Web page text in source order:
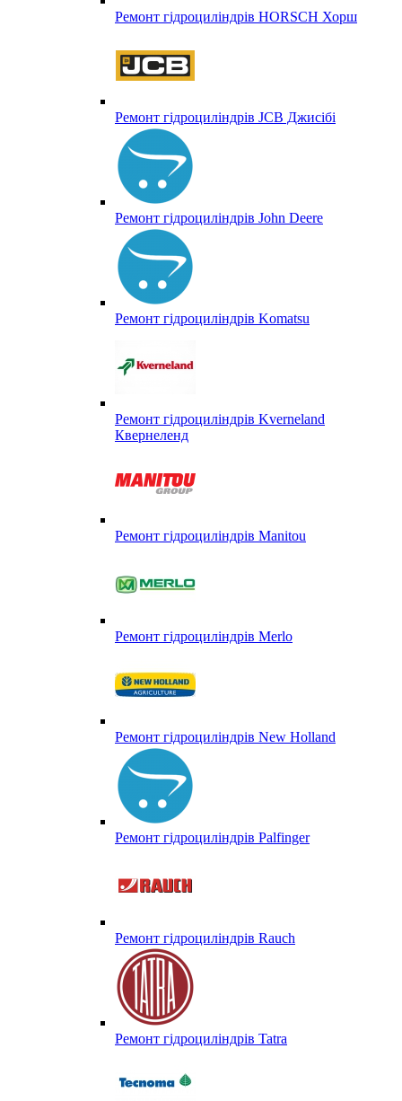
Ремонт гідроциліндрів HORSCH Хорш
Ремонт гідроциліндрів JCB Джисібі
Ремонт гідроциліндрів John Deere
Ремонт гідроциліндрів Komatsu
Ремонт гідроциліндрів Kverneland
Квернеленд
Ремонт гідроциліндрів Manitou
Ремонт гідроциліндрів Merlo
Ремонт гідроциліндрів New Holland
Ремонт гідроциліндрів Palfinger
Ремонт гідроциліндрів Rauch
Ремонт гідроциліндрів Tatra